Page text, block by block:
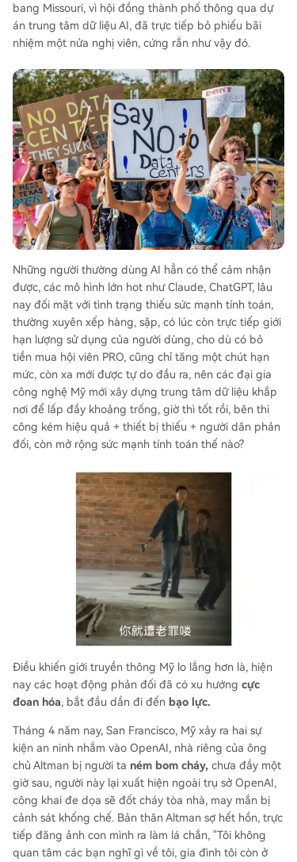
bang Missouri, vì hội đồng thành phố thông qua dự
án trung tâm dữ liệu AI, đã trực tiếp bỏ phiếu bãi
nhiệm một nửa nghị viên, cứng rắn như vậy đó.
Những người thường dùng AI hẳn có thể cảm nhận
được, các mô hình lớn hot như Claude, ChatGPT, lâu
nay đối mặt với tình trạng thiếu sức mạnh tính toán,
thường xuyên xếp hàng, sập, có lúc còn trực tiếp giới
hạn lượng sử dụng của người dùng, cho dù có bỏ
tiền mua hội viên PRO, cũng chỉ tăng một chút hạn
mức, còn xa mới được tự do đầu ra, nên các đại gia
công nghệ Mỹ mới xây dựng trung tâm dữ liệu khắp
nơi để lấp đầy khoảng trống, giờ thì tốt rồi, bên thi
công kém hiệu quả + thiết bị thiếu + người dân phản
đối, còn mở rộng sức mạnh tính toán thế nào?
Điều khiến giới truyền thông Mỹ lo lắng hơn là, hiện
nay các hoạt động phản đối đã có xu hướng cực
đoan hóa, bắt đầu dần đi đến bạo lực.
Tháng 4 năm nay, San Francisco, Mỹ xảy ra hai sự
kiện an ninh nhắm vào OpenAI, nhà riêng của ông
chủ Altman bị người ta ném bom cháy, chưa đầy một
giờ sau, người này lại xuất hiện ngoài trụ sở OpenAI,
công khai đe dọa sẽ đốt cháy tòa nhà, may mắn bị
cảnh sát khống chế. Bản thân Altman sợ hết hồn, trực
tiếp đăng ảnh con mình ra làm lá chắn, "Tôi không
quan tâm các bạn nghĩ gì về tôi, gia đình tôi còn ở